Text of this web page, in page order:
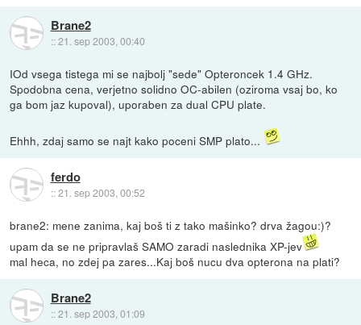
Brane2
::21. sep 2003, 00:40
IOd vsega tistega mi se najbolj "sede" Opteroncek 1.4 GHz.
Spodobna cena, verjetno solidno OC-abilen (oziroma vsaj bo, ko
ga bom jaz kupoval), uporaben za dual CPU plate.
Ehhh, zdaj samo se najt kako poceni SMP plato...
ferdo
::21. sep 2003, 00:52
brane2: mene zanima, kaj boš ti z tako mašinko? drva žagou:)?
upam da se ne pripravlaš SAMO zaradi naslednika XP-jev
mal heca, no zdej pa zares...Kaj boš nucu dva opterona na plati?
Brane2
::21. sep 2003, 01:09